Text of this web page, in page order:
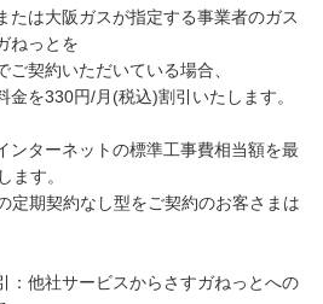
たは大阪ガスが指定する事業者のガス
ねっとを
ご契約いただいている場合、
金を330円/月(税込)割引いたします。
ンターネットの標準工事費相当額を最
ます。
定期契約なし型をご契約のお客さまは
：他社サービスからさすガねっとへの